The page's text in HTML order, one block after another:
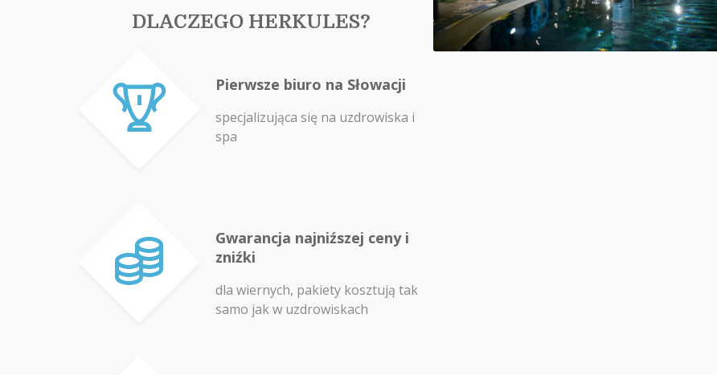
DLACZEGO HERKULES?
Pierwsze biuro na Słowacji
specjalizująca się na uzdrowiska i
spa
Gwarancja najniźszej ceny i
zniźki
dla wiernych, pakiety kosztują tak
samo jak w uzdrowiskach